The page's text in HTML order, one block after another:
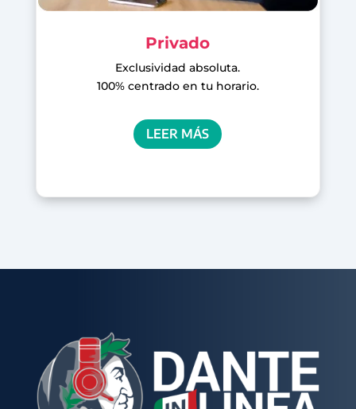
Privado
Exclusividad absoluta.
100% centrado en tu horario.
LEER MÁS